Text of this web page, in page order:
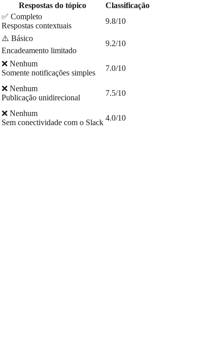
Respostas do tópico
Classificação
✅ Completo
Respostas contextuais
9.8/10
⚠️ Básico
Encadeamento limitado
9.2/10
❌ Nenhum
Somente notificações simples
7.0/10
❌ Nenhum
Publicação unidirecional
7.5/10
❌ Nenhum
Sem conectividade com o Slack
4.0/10